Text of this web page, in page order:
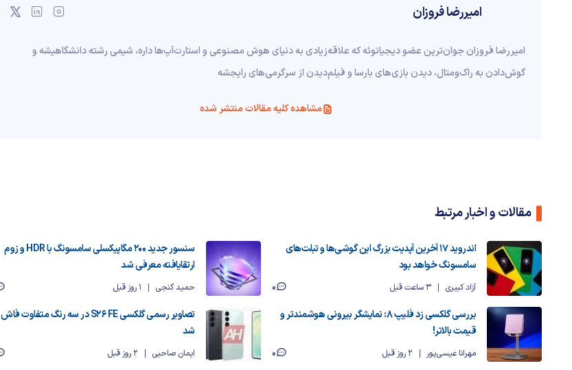
امیررضا فروزان
امیررضا فروزان جوان‌ترین عضو دیجیاتوئه که علاقه‌زیادی به دنیای هوش مصنوعی و استارت‌آپ‌ها داره، شیمی رشته دانشگاهیشه و
گوش‌دادن به راک‌ومتال، دیدن بازی‌های بارسا و فیلم‌دیدن از سرگرمی‌های رایجشه
مشاهده کلیه مقالات منتشر شده
مقالات و اخبار مرتبط
اندروید ۱۷ آخرین آپدیت بزرگ این گوشی‌ها و تبلت‌های
سامسونگ خواهد بود
آزاد کبیری 3 ساعت قبل 0
سنسور جدید ۲۰۰ مگاپیکسلی سامسونگ با HDR و زوم
ارتقایافته معرفی شد
حمید گنجی 1 روز قبل
بررسی گلکسی زد فلیپ ۸: نمایشگر بیرونی هوشمندتر و
قیمت بالاتر!
مهرانا عیسی‌پور 2 روز قبل 0
تصاویر رسمی گلکسی S26 FE در سه رنگ متفاوت فاش
شد
ایمان صاحبی 2 روز قبل